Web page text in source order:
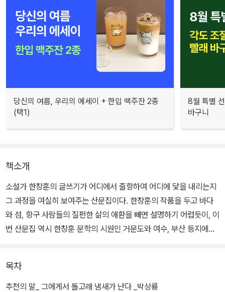
당신의 여름, 우리의 에세이 + 한입 맥주잔 2종
(택1)
8월 특별
바구니
책소개
소설가 한창훈의 글쓰기가 어디에서 출항하여 어디에 닻을 내리는지
그 과정을 여실히 보여주는 산문집이다. 한창훈의 작품을 두고 바다
와 섬, 항구 사람들의 질펀한 삶의 애환을 빼면 설명하기 어렵듯이, 이
번 산문집 역시 한창훈 문학의 시원인 거문도와 여수, 부산 등지에서
책에 등장하는 인물들과 장소는 한창훈에게 언어를 가르치고 더러는
목차
추천의 말_ 그에게서 돌고래 냄새가 난다 _박상륭